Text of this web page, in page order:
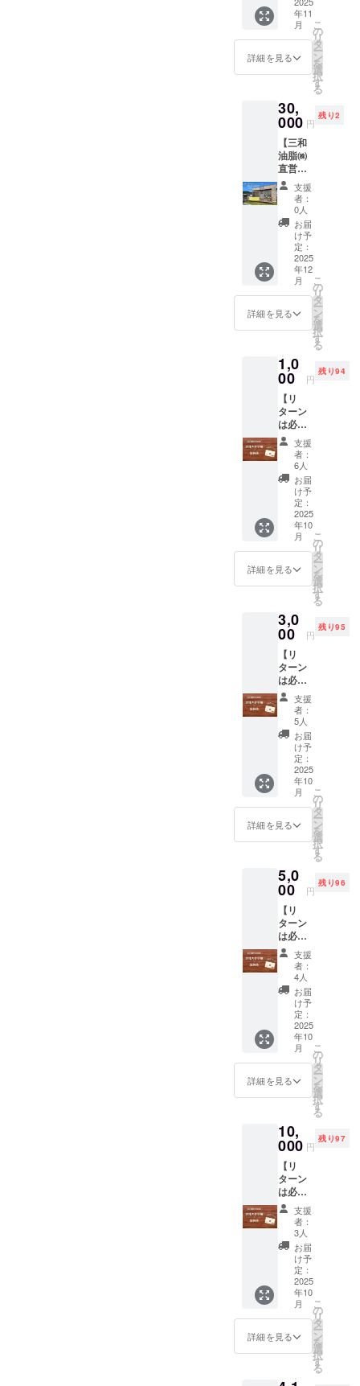
インス
タ投
稿】 ご
支援を
いただ
いた企
体さん
のお名
前入り
のメッ
セージ
の横断
幕を作
成し、
弊社直
営
ショッ
プ「さ
んま
る」の
道路に
面した
ウッド
に1週間
し、 あ
わせて
撮影し
た写真
を公式
インス
タグラ
ムにて
投稿し
ます。
メッ
セージ
内容は
以下の
内容か
ら選択
できま
ルゲン
28品目
不使用
食品へ
の取組
につい
て三和
油脂㈱
を応援
してい
す！」
２「〇
〇は米
の消費
の取組
につい
を応援
してい
ま
す！」
◎支援
時、備
考欄に
「社名
または
団体
名」と
ご希望
「メッ
セー
選択の
上、ご
い。 投
稿後1週
間定休
日を除
く毎
日、ス
トー
リー投
稿もい
たしま
す。ご
支援く
ださっ
た団体
様のタ
とホー
ムペー
ンクも
年11
月
詳細を見る
こ
の
リ
タ
ー
ン
を
選
択
す
る
30,
000 円
残り2
【三和
油脂㈱
直営店
舗さん
まるに
横断幕
を2週間
掲示+団
体・企
業名を
インス
タ投
稿】 ご
支援を
いただ
いた企
体さん
のお名
前入り
のメッ
セージ
の横断
幕を作
成し、
弊社直
営
ショッ
プ「さ
んま
る」の
道路に
面した
ウッド
に2週間
し、 あ
わせて
撮影し
た写真
を公式
インス
タグラ
ムにて
投稿し
ます。
メッ
セージ
内容は
以下の
内容か
ら選択
できま
ルゲン
28品目
不使用
食品へ
の取組
につい
て三和
油脂㈱
を応援
してい
す！」
２「〇
〇は米
の消費
の取組
につい
を応援
してい
ま
す！」
◎支援
時、備
考欄に
「社名
または
団体
名」と
ご希望
「メッ
セー
選択の
上、ご
支援
者：
0人
お届
け予
定：
2025
年12
月
詳細を見る
こ
の
リ
タ
ー
ン
を
選
択
す
る
1,0
00 円
残り94
【リ
ターン
は必要
ないけ
ど応援
したい
方向け
★お礼
のお手
紙と圧
搾こめ
油試供
品】 感
謝の気
持ちを
こめた
と三和
油脂㈱
の圧搾
こめ油
コメー
ユの試
供品小
袋５ｇ
入り５
包を送
りま
す。 圧
搾こめ
油コ
メーユ
は、米
ぬかか
る方法
で搾油
し、 水
蒸気を
通すこ
とで不
純物を
取り除
き精製
したこ
め油で
す。 圧
搾こめ
油コ
メーユ
品名：
食用こ
味期
限：
2026年
5月7日
保存方
法：直
射日光
を避
け、常
温で保
存して
くださ
い。 こ
のリ
ターン
円、
5000
支援
者：
6人
お届
け予
定：
2025
年10
月
詳細を見る
こ
の
リ
タ
ー
ン
を
選
択
す
る
3,0
00 円
残り95
【リ
ターン
は必要
ないけ
ど応援
したい
方向け
★お礼
のお手
紙と圧
搾こめ
油試供
品】 感
謝の気
持ちを
こめた
と三和
油脂㈱
の圧搾
こめ油
コメー
ユの試
供品小
袋５ｇ
入り５
包を送
りま
す。 圧
搾こめ
油コ
メーユ
は、米
ぬかか
る方法
で搾油
し、 水
蒸気を
通すこ
とで不
純物を
取り除
き精製
したこ
め油で
す。 圧
搾こめ
油コ
メーユ
品名：
食用こ
支援
者：
5人
お届
け予
定：
2025
年10
月
詳細を見る
こ
の
リ
タ
ー
ン
を
選
択
す
る
5,0
00 円
残り96
【リ
ターン
は必要
ないけ
ど応援
したい
方向け
★お礼
のお手
紙と圧
搾こめ
油試供
品】 感
謝の気
持ちを
こめた
と三和
油脂㈱
の圧搾
こめ油
コメー
ユの試
供品小
袋５ｇ
入り５
包を送
りま
す。 圧
搾こめ
油コ
メーユ
は、米
ぬかか
支援
者：
4人
お届
け予
定：
2025
年10
月
詳細を見る
こ
の
リ
タ
ー
ン
を
選
択
す
る
10,
000 円
残り97
【リ
ターン
は必要
ないけ
ど応援
したい
方向け
★お礼
のお手
紙と圧
搾こめ
油試供
品】 感
謝の気
持ちを
こめた
支援
者：
3人
お届
け予
定：
2025
年10
月
詳細を見る
こ
の
リ
タ
ー
ン
を
選
択
す
る